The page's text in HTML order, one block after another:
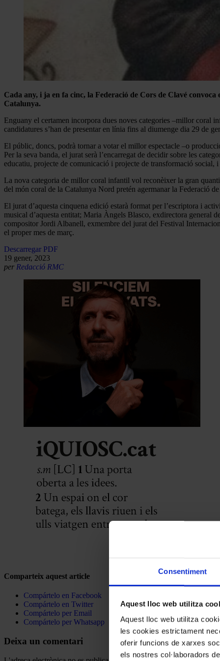
Consentiment
Aquest lloc web utilitza
Aquest lloc web utilitza
les cookies estrictament
oferir funcions de xarxes
els nostres col·laboradors
Cada any, i ja en fa cinc, la Federació de Cors de Clavé
Catalunya.
Enguany el certamen incorpora dues noves categories –millor coral
candidatures s’han de presentar en línia fins al diumenge dia 29 de
El públic, doncs, podrà tornar a votar el millor espectacle –o
Per la seva banda, el jurat serà l’encarregat de decidir sobre les
educatiu, projecte de comunicació i projecte de transformació
La nova categoria de millor coral infantil vol reconèixer la gran
del món coral de la Catalunya Nord pretén agermanar la Federació
El jurat d’aquesta cinquena edició estarà format per l’escriptora i
musical d’aquesta entitat; Maria Àngels Blasco, exdirectora general
compositor Jordi Albanell, exmembre del jurat del Festival
el proper mes de març.
Descarregar PDF
19 gener, 2023
per Redacció RMC
Comparteix aquest article
Compártelo en Facebook
Compártelo en Twitter
Compártelo per Email
Compártelo per Whatsapp
Deixa un comentari